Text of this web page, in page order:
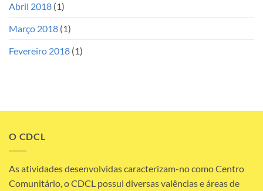
Abril 2018 (1)
Março 2018 (1)
Fevereiro 2018 (1)
O CDCL
As atividades desenvolvidas caracterizam-no como Centro
Comunitário, o CDCL possui diversas valências e áreas de